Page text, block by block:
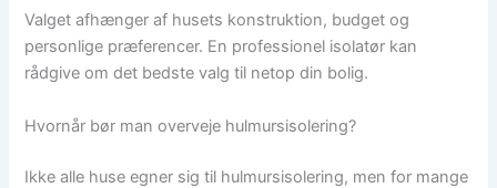
Valget afhænger af husets konstruktion, budget og
personlige præferencer. En professionel isolatør kan
rådgive om det bedste valg til netop din bolig.
Hvornår bør man overveje hulmursisolering?
Ikke alle huse egner sig til hulmursisolering, men for mange